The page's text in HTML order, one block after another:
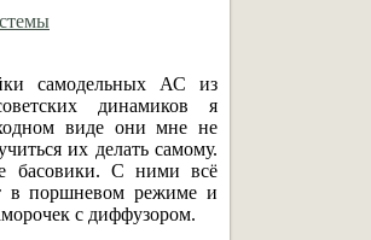
самодельных АС из
динамиков я
виде они мне не
их делать самому.
басовики. С ними всё
в поршневом режиме и
с диффузором.